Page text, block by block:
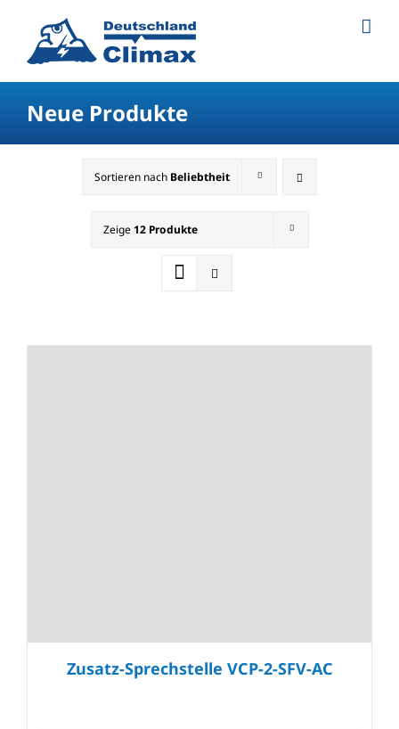
Neue Produkte
Sortieren nach Beliebtheit
Zeige 12 Produkte
Zusatz-Sprechstelle VCP-2-SFV-AC